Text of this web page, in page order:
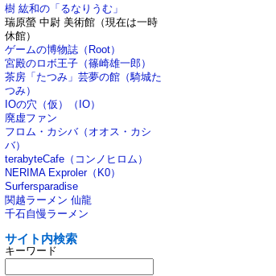
樹 紘和の「るなりうむ」
瑞原螢 中尉 美術館（現在は一時
休館）
ゲームの博物誌（Root）
宮殿のロボ王子（篠崎雄一郎）
茶房「たつみ」芸夢の館（騎城た
つみ）
IOの穴（仮）（IO）
廃虚ファン
フロム・カシバ（オオス・カシ
バ）
terabyteCafe（コンノヒロム）
NERIMA Exproler（K0）
Surfersparadise
関越ラーメン 仙龍
千石自慢ラーメン
サイト内検索
キーワード